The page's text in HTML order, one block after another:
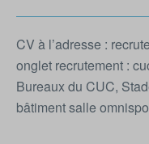
CV à l’adresse :
onglet recrutement :
Bureaux du CUC,
bâtiment salle